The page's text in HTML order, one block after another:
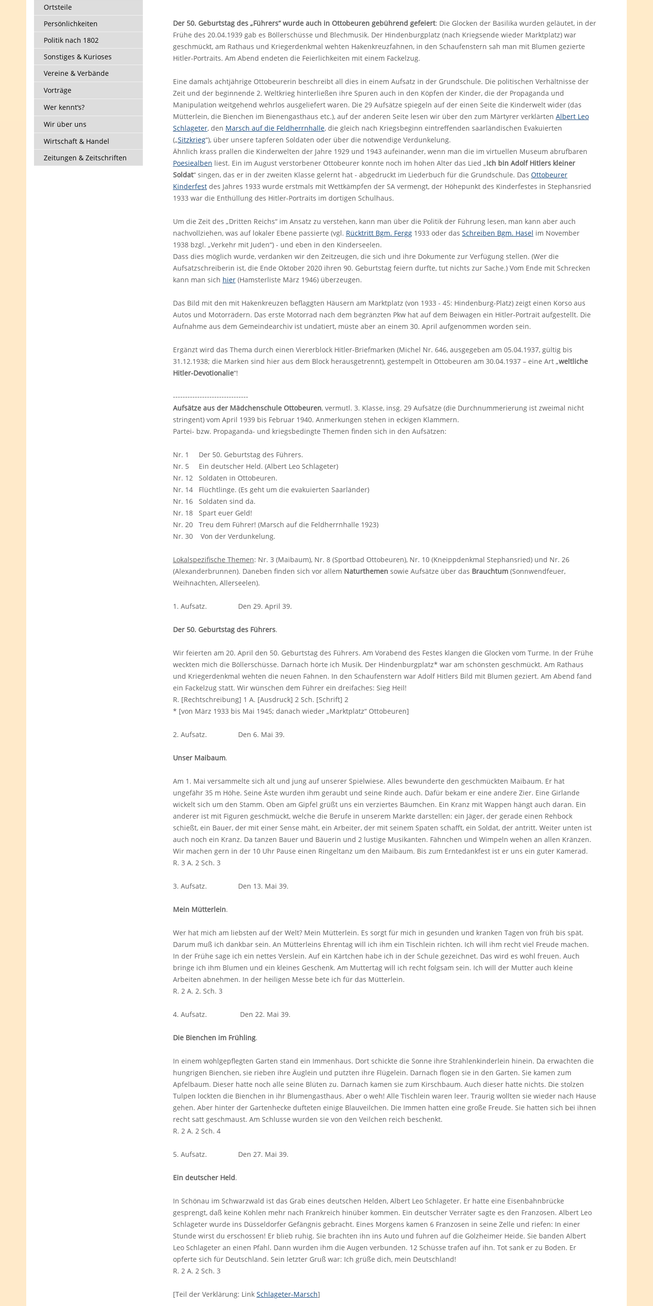
Ortsteile
Persönlichkeiten
Politik nach 1802
Sonstiges & Kurioses
Vereine & Verbände
Vorträge
Wer kennt‘s?
Wir über uns
Wirtschaft & Handel
Zeitungen & Zeitschriften
Der 50. Geburtstag des „Führers“ wurde auch in Ottobeuren gebührend gefeiert: Die Glocken der Basilika wurden geläutet, in der
Frühe des 20.04.1939 gab es Böllerschüsse und Blechmusik. Der Hindenburgplatz (nach Kriegsende wieder Marktplatz) war
geschmückt, am Rathaus und Kriegerdenkmal wehten Hakenkreuzfahnen, in den Schaufenstern sah man mit Blumen gezierte
Hitler-Portraits. Am Abend endeten die Feierlichkeiten mit einem Fackelzug.
Eine damals achtjährige Ottobeurerin beschreibt all dies in einem Aufsatz in der Grundschule. Die politischen Verhältnisse der
Zeit und der beginnende 2. Weltkrieg hinterließen ihre Spuren auch in den Köpfen der Kinder, die der Propaganda und
Manipulation weitgehend wehrlos ausgeliefert waren. Die 29 Aufsätze spiegeln auf der einen Seite die Kinderwelt wider (das
Mütterlein, die Bienchen im Bienengasthaus etc.), auf der anderen Seite lesen wir über den zum Märtyrer verklärten Albert Leo
Schlageter, den Marsch auf die Feldherrnhalle, die gleich nach Kriegsbeginn eintreffenden saarländischen Evakuierten
(„Sitzkrieg“), über unsere tapferen Soldaten oder über die notwendige Verdunkelung.
Ähnlich krass prallen die Kinderwelten der Jahre 1929 und 1943 aufeinander, wenn man die im virtuellen Museum abrufbaren
Poesiealben liest. Ein im August verstorbener Ottobeurer konnte noch im hohen Alter das Lied „Ich bin Adolf Hitlers kleiner
Soldat“ singen, das er in der zweiten Klasse gelernt hat - abgedruckt im Liederbuch für die Grundschule. Das Ottobeurer
Kinderfestdes Jahres 1933 wurde erstmals mit Wettkämpfen der SA vermengt, der Höhepunkt des Kinderfestes in Stephansried
1933 war die Enthüllung des Hitler-Portraits im dortigen Schulhaus.
Um die Zeit des „Dritten Reichs“ im Ansatz zu verstehen, kann man über die Politik der Führung lesen, man kann aber auch
nachvollziehen, was auf lokaler Ebene passierte (vgl. Rücktritt Bgm. Fergg1933 oder das Schreiben Bgm. Hasel im November
1938 bzgl. „Verkehr mit Juden“) - und eben in den Kinderseelen.
Dass dies möglich wurde, verdanken wir den Zeitzeugen, die sich und ihre Dokumente zur Verfügung stellen. (Wer die
Aufsatzschreiberin ist, die Ende Oktober 2020 ihren 90. Geburtstag feiern durfte, tut nichts zur Sache.) Vom Ende mit Schrecken
kann man sich hier(Hamsterliste März 1946) überzeugen.
Das Bild mit den mit Hakenkreuzen beflaggten Häusern am Marktplatz (von 1933 - 45: Hindenburg-Platz) zeigt einen Korso aus
Autos und Motorrädern. Das erste Motorrad nach dem begränzten Pkw hat auf dem Beiwagen ein Hitler-Portrait aufgestellt. Die
Aufnahme aus dem Gemeindearchiv ist undatiert, müste aber an einem 30. April aufgenommen worden sein.
Ergänzt wird das Thema durch einen Viererblock Hitler-Briefmarken (Michel Nr. 646, ausgegeben am 05.04.1937, gültig bis
31.12.1938; die Marken sind hier aus dem Block herausgetrennt), gestempelt in Ottobeuren am 30.04.1937 – eine Art „weltliche
Hitler-Devotionalie“!
-------------------------------
Aufsätze aus der Mädchenschule Ottobeuren, vermutl. 3. Klasse, insg. 29 Aufsätze (die Durchnummerierung ist zweimal nicht
stringent) vom April 1939 bis Februar 1940. Anmerkungen stehen in eckigen Klammern.
Partei- bzw. Propaganda- und kriegsbedingte Themen finden sich in den Aufsätzen:
Nr. 1 Der 50. Geburtstag des Führers.
Nr. 5 Ein deutscher Held. (Albert Leo Schlageter)
Nr. 12 Soldaten in Ottobeuren.
Nr. 14 Flüchtlinge. (Es geht um die evakuierten Saarländer)
Nr. 16 Soldaten sind da.
Nr. 18 Spart euer Geld!
Nr. 20 Treu dem Führer! (Marsch auf die Feldherrnhalle 1923)
Nr. 30 Von der Verdunkelung.
Lokalspezifische Themen: Nr. 3 (Maibaum), Nr. 8 (Sportbad Ottobeuren), Nr. 10 (Kneippdenkmal Stephansried) und Nr. 26
(Alexanderbrunnen). Daneben finden sich vor allem Naturthemen sowie Aufsätze über das Brauchtum(Sonnwendfeuer,
Weihnachten, Allerseelen).
1. Aufsatz. Den 29. April 39.
Der 50. Geburtstag des Führers.
Wir feierten am 20. April den 50. Geburtstag des Führers. Am Vorabend des Festes klangen die Glocken vom Turme. In der Frühe
weckten mich die Böllerschüsse. Darnach hörte ich Musik. Der Hindenburgplatz* war am schönsten geschmückt. Am Rathaus
und Kriegerdenkmal wehten die neuen Fahnen. In den Schaufenstern war Adolf Hitlers Bild mit Blumen geziert. Am Abend fand
ein Fackelzug statt. Wir wünschen dem Führer ein dreifaches: Sieg Heil!
R. [Rechtschreibung] 1 A. [Ausdruck] 2 Sch. [Schrift] 2
* [von März 1933 bis Mai 1945; danach wieder „Marktplatz“ Ottobeuren]
2. Aufsatz. Den 6. Mai 39.
Unser Maibaum.
Am 1. Mai versammelte sich alt und jung auf unserer Spielwiese. Alles bewunderte den geschmückten Maibaum. Er hat
ungefähr 35 m Höhe. Seine Äste wurden ihm geraubt und seine Rinde auch. Dafür bekam er eine andere Zier. Eine Girlande
wickelt sich um den Stamm. Oben am Gipfel grüßt uns ein verziertes Bäumchen. Ein Kranz mit Wappen hängt auch daran. Ein
anderer ist mit Figuren geschmückt, welche die Berufe in unserem Markte darstellen: ein Jäger, der gerade einen Rehbock
schießt, ein Bauer, der mit einer Sense mäht, ein Arbeiter, der mit seinem Spaten schafft, ein Soldat, der antritt. Weiter unten ist
auch noch ein Kranz. Da tanzen Bauer und Bäuerin und 2 lustige Musikanten. Fähnchen und Wimpeln wehen an allen Kränzen.
Wir machen gern in der 10 Uhr Pause einen Ringeltanz um den Maibaum. Bis zum Erntedankfest ist er uns ein guter Kamerad.
R. 3 A. 2 Sch. 3
3. Aufsatz. Den 13. Mai 39.
Mein Mütterlein.
Wer hat mich am liebsten auf der Welt? Mein Mütterlein. Es sorgt für mich in gesunden und kranken Tagen von früh bis spät.
Darum muß ich dankbar sein. An Mütterleins Ehrentag will ich ihm ein Tischlein richten. Ich will ihm recht viel Freude machen.
In der Frühe sage ich ein nettes Verslein. Auf ein Kärtchen habe ich in der Schule gezeichnet. Das wird es wohl freuen. Auch
bringe ich ihm Blumen und ein kleines Geschenk. Am Muttertag will ich recht folgsam sein. Ich will der Mutter auch kleine
Arbeiten abnehmen. In der heiligen Messe bete ich für das Mütterlein.
R. 2 A. 2. Sch. 3
4. Aufsatz. Den 22. Mai 39.
Die Bienchen im Frühling.
In einem wohlgepflegten Garten stand ein Immenhaus. Dort schickte die Sonne ihre Strahlenkinderlein hinein. Da erwachten die
hungrigen Bienchen, sie rieben ihre Äuglein und putzten ihre Flügelein. Darnach flogen sie in den Garten. Sie kamen zum
Apfelbaum. Dieser hatte noch alle seine Blüten zu. Darnach kamen sie zum Kirschbaum. Auch dieser hatte nichts. Die stolzen
Tulpen lockten die Bienchen in ihr Blumengasthaus. Aber o weh! Alle Tischlein waren leer. Traurig wollten sie wieder nach Hause
gehen. Aber hinter der Gartenhecke dufteten einige Blauveilchen. Die Immen hatten eine große Freude. Sie hatten sich bei ihnen
recht satt geschmaust. Am Schlusse wurden sie von den Veilchen reich beschenkt.
R. 2 A. 2 Sch. 4
5. Aufsatz. Den 27. Mai 39.
Ein deutscher Held.
In Schönau im Schwarzwald ist das Grab eines deutschen Helden, Albert Leo Schlageter. Er hatte eine Eisenbahnbrücke
gesprengt, daß keine Kohlen mehr nach Frankreich hinüber kommen. Ein deutscher Verräter sagte es den Franzosen. Albert Leo
Schlageter wurde ins Düsseldorfer Gefängnis gebracht. Eines Morgens kamen 6 Franzosen in seine Zelle und riefen: In einer
Stunde wirst du erschossen! Er blieb ruhig. Sie brachten ihn ins Auto und fuhren auf die Golzheimer Heide. Sie banden Albert
Leo Schlageter an einen Pfahl. Dann wurden ihm die Augen verbunden. 12 Schüsse trafen auf ihn. Tot sank er zu Boden. Er
opferte sich für Deutschland. Sein letzter Gruß war: Ich grüße dich, mein Deutschland!
R. 2 A. 2 Sch. 3
[Teil der Verklärung: Link Schlageter-Marsch]